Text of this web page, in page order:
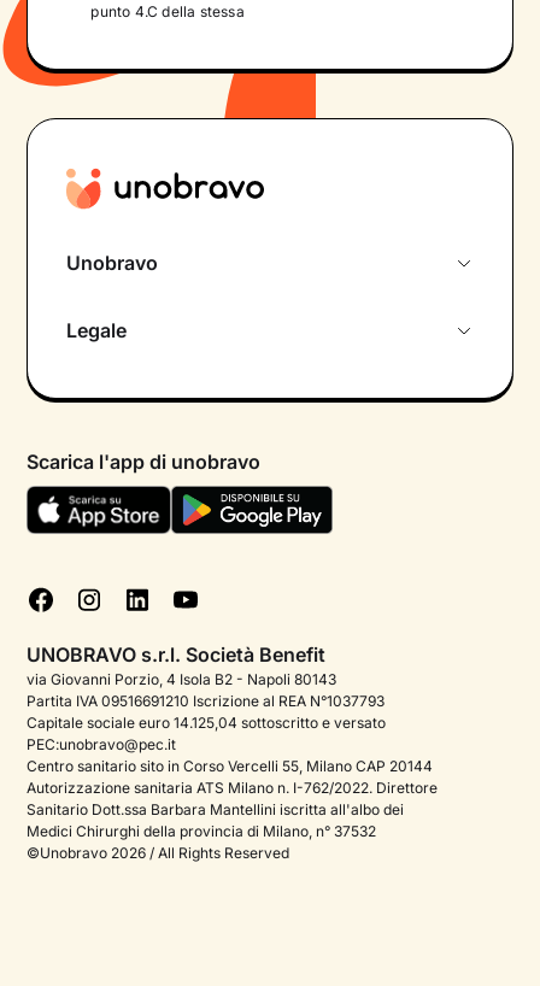
punto 4.C della stessa
Unobravo
Psicologo in chat
Aiuto urgente
FAQ
Podcast di psicologia
Corporate
Psicologo italiano all'estero
Approfondimenti sulla salute mentale
Sala stampa
Legale
Termini e condizioni
Informativa Privacy
Cookie policy
Gestisci cookie
Scarica l'app di unobravo
UNOBRAVO s.r.l. Società Benefit
via Giovanni Porzio, 4 Isola B2 - Napoli 80143
Partita IVA 09516691210 Iscrizione al REA N°1037793
Capitale sociale euro 14.125,04 sottoscritto e versato
PEC:unobravo@pec.it
Centro sanitario sito in Corso Vercelli 55, Milano CAP 20144
Autorizzazione sanitaria ATS Milano n. I-762/2022. Direttore
Sanitario Dott.ssa Barbara Mantellini iscritta all'albo dei
Medici Chirurghi della provincia di Milano, n° 37532
©Unobravo 2026 / All Rights Reserved